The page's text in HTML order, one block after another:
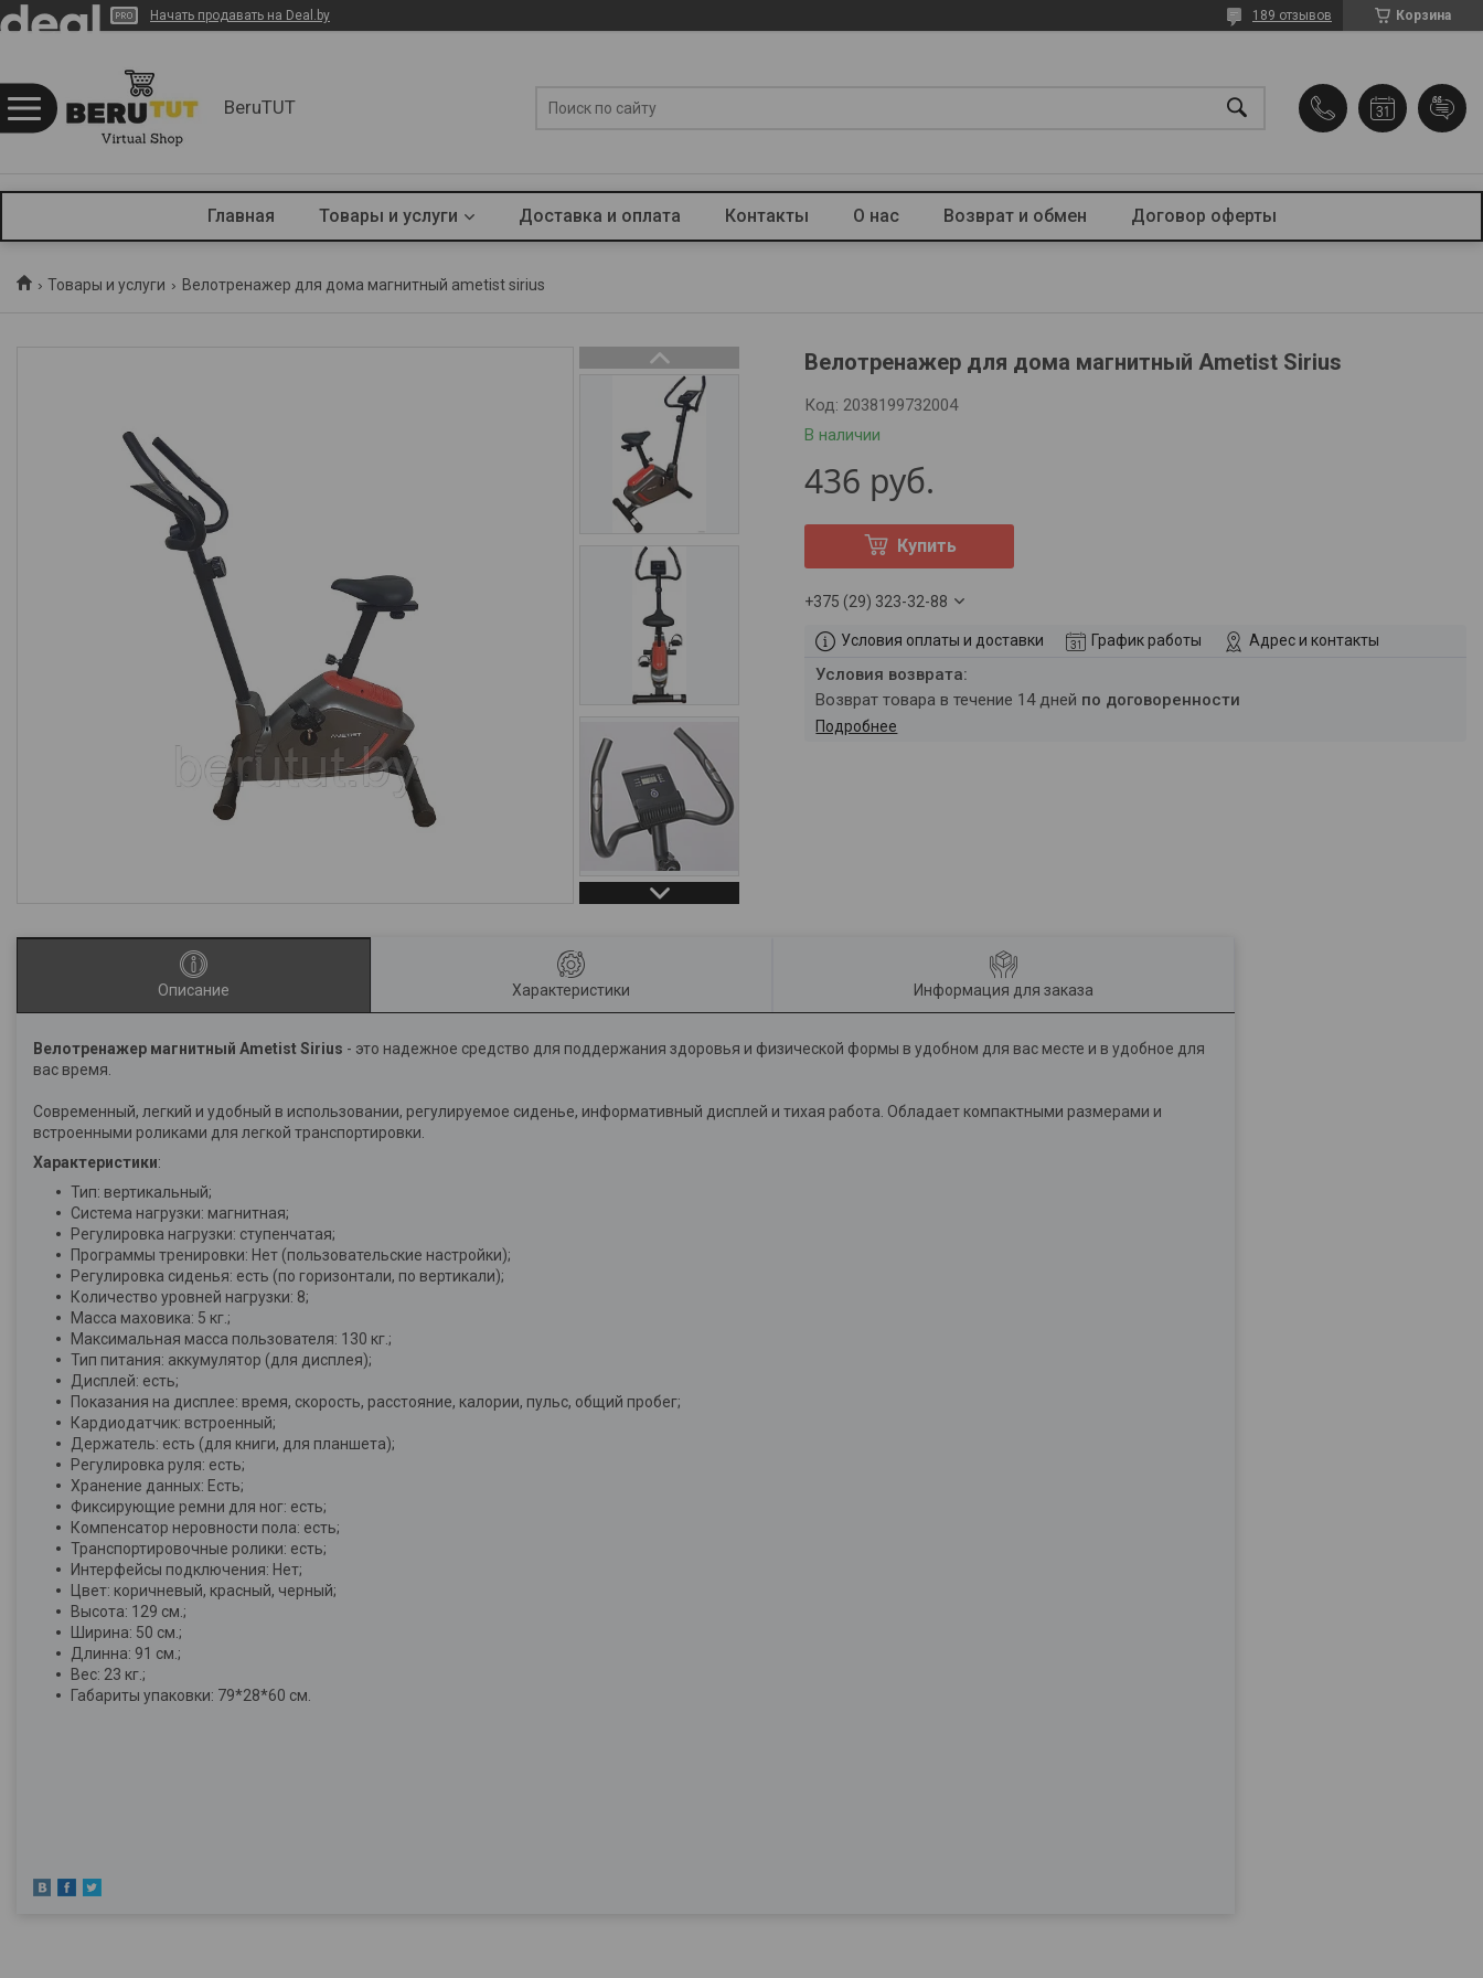
Начать продавать на Deal.by Корзина
189 отзывов
BeruTUT
Главная Товары и услуги Доставка и оплата Контакты О нас Возврат и обмен Договор оферты
Товары и услуги Велотренажер для дома магнитный ametist sirius
Велотренажер для дома магнитный Ametist Sirius
В наличии
Код: 2038199732004
436 руб.
Купить
+375 (29) 323-32-88
Условия оплаты и доставки График работы Адрес и контакты
возврат товара в течение 14 дней по договоренности
Подробнее
Описание Характеристики Информация для заказа
Велотренажер магнитный Ametist Sirius - это надежное средство для поддержания здоровья и физической формы в удобном для вас месте и в удобное для
вас время.
Современный, легкий и удобный в использовании, регулируемое сиденье, информативный дисплей и тихая работа. Обладает компактными размерами и
встроенными роликами для легкой транспортировки.
Характеристики:
Тип: вертикальный;
Система нагрузки: магнитная;
Регулировка нагрузки: ступенчатая;
Программы тренировки: Нет (пользовательские настройки);
Регулировка сиденья: есть (по горизонтали, по вертикали);
Количество уровней нагрузки: 8;
Масса маховика: 5 кг.;
Максимальная масса пользователя: 130 кг.;
Тип питания: аккумулятор (для дисплея);
Дисплей: есть;
Показания на дисплее: время, скорость, расстояние, калории, пульс, общий пробег;
Кардиодатчик: встроенный;
Держатель: есть (для книги, для планшета);
Регулировка руля: есть;
Хранение данных: Есть;
Фиксирующие ремни для ног: есть;
Компенсатор неровности пола: есть;
Транспортировочные ролики: есть;
Интерфейсы подключения: Нет;
Цвет: коричневый, красный, черный;
Высота: 129 см.;
Ширина: 50 см.;
Длинна: 91 см.;
Вес: 23 кг.;
Габариты упаковки: 79*28*60 см.